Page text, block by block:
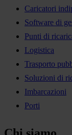
Caricatori
Software di
Punti di
Logistica
Trasporto
Soluzioni di
Imbarcazioni
Porti